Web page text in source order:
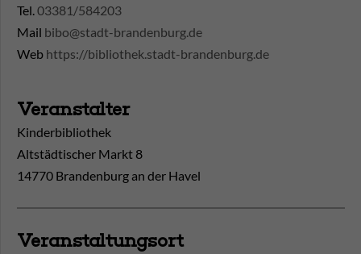
Tel.03381/584203
Mail bibo@stadt-brandenburg.de
Web https://bibliothek.stadt-brandenburg.de
Veranstalter
Kinderbibliothek
Altstädtischer Markt 8
14770 Brandenburg an der Havel
Veranstaltungsort